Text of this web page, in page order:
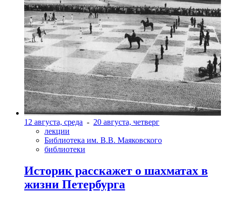
12 августа, среда - 20 августа, четверг
лекции
Библиотека им. В.В. Маяковского
библиотеки
Историк расскажет о шахматах в
жизни Петербурга